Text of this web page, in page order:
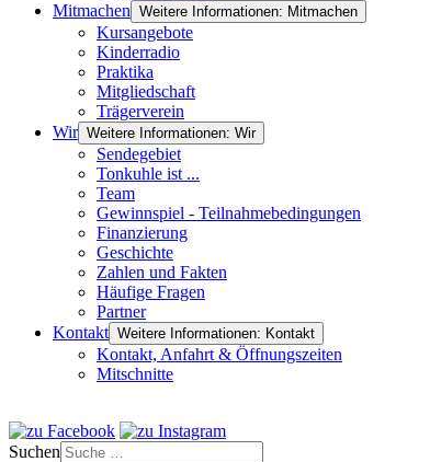
Mitmachen Weitere Informationen: Mitmachen
Kursangebote
Kinderradio
Praktika
Mitgliedschaft
Trägerverein
Wir Weitere Informationen: Wir
Sendegebiet
Tonkuhle ist ...
Team
Gewinnspiel - Teilnahmebedingungen
Finanzierung
Geschichte
Zahlen und Fakten
Häufige Fragen
Partner
Kontakt Weitere Informationen: Kontakt
Kontakt, Anfahrt & Öffnungszeiten
Mitschnitte
Suchen